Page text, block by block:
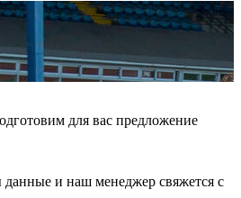
для вас предложение
данные и наш менеджер свяжется с